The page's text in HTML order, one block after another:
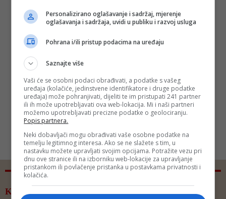
Komentari - Ukupno 37
Personalizirano oglašavanje i sadržaj, mjerenje
oglašavanja i sadržaja, uvidi u publiku i razvoj usluga
Pohrana i/ili pristup podacima na uređaju
Saznajte više
Vaši će se osobni podaci obrađivati, a podatke s vašeg
uređaja (kolačiće, jedinstvene identifikatore i druge podatke
uređaja) može pohranjivati, dijeliti te im pristupati 241 partner
ili ih može upotrebljavati ova web-lokacija. Mi i naši partneri
možemo upotrebljavati precizne podatke o geolociranju.
Popis partnera.
Neki dobavljači mogu obrađivati vaše osobne podatke na
temelju legitimnog interesa. Ako se ne slažete s tim, u
nastavku možete upravljati svojim opcijama. Potražite vezu pri
dnu ove stranice ili na izborniku web-lokacije za upravljanje
pristankom ili povlačenje pristanka u postavkama privatnosti i
kolačića.